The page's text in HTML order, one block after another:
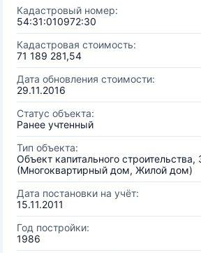
Кадастровый номер:
54:31:010972:30
Кадастровая стоимость:
71 189 281,54
Дата обновления стоимости:
29.11.2016
Статус объекта:
Ранее учтенный
Тип объекта:
Объект капитального строительства,
(Многоквартирный дом, Жилой дом)
Дата постановки на учёт:
15.11.2011
Год постройки:
1986